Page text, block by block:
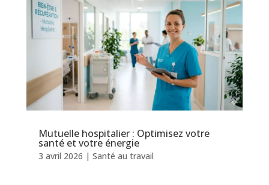
Mutuelle hospitalier : Optimisez votre
santé et votre énergie
3 avril 2026 | Santé au travail